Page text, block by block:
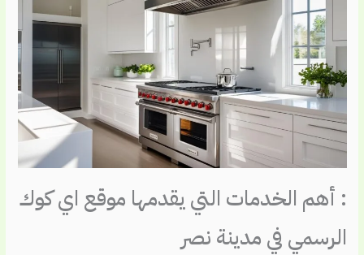
: أهم الخدمات التي يقدمها موقع اي كوك
الرسمي في مدينة نصر